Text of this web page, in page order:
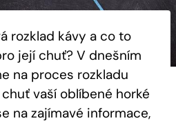
rozklad kávy a co to
její chuť? V dnešním
na proces rozkladu
vaší oblíbené horké
na zajímavé informace,